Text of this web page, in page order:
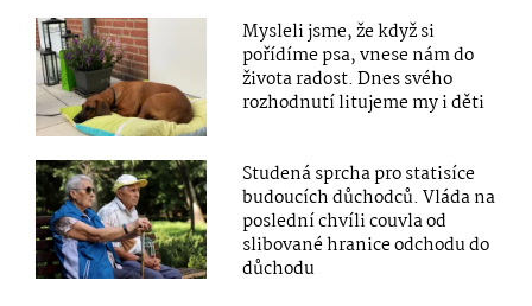
Mysleli jsme, že když si
pořídíme psa, vnese nám do
života radost. Dnes svého
rozhodnutí litujeme my i děti
Studená sprcha pro statisíce
budoucích důchodců. Vláda na
poslední chvíli couvla od
slibované hranice odchodu do
důchodu